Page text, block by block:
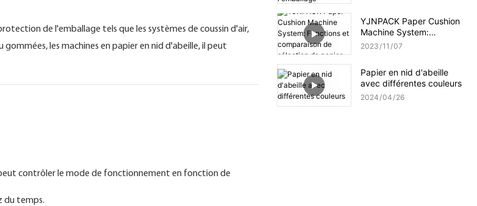
de l'emballage tels que les systèmes de coussin d'air,
gommées, les machines en papier en nid d'abeille, il peut
contrôler le mode de fonctionnement en fonction de
du temps.
YJNPACK Paper Cushion
Machine System:
Fonctions et comparaison
2023 11 07
Papier en nid d'abeille
avec différentes couleurs
2024 04 26